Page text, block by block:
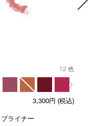
12 色
3,300円 (税込)
ライナー